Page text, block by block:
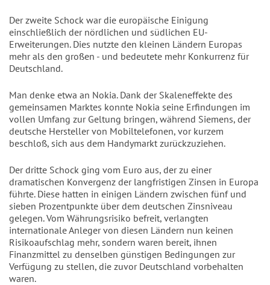
Der zweite Schock war die europäische Einigung
einschließlich der nördlichen und südlichen EU-
Erweiterungen. Dies nutzte den kleinen Ländern Europas
mehr als den großen - und bedeutete mehr Konkurrenz für
Deutschland.
Man denke etwa an Nokia. Dank der Skaleneffekte des
gemeinsamen Marktes konnte Nokia seine Erfindungen im
vollen Umfang zur Geltung bringen, während Siemens, der
deutsche Hersteller von Mobiltelefonen, vor kurzem
beschloß, sich aus dem Handymarkt zurückzuziehen.
Der dritte Schock ging vom Euro aus, der zu einer
dramatischen Konvergenz der langfristigen Zinsen in Europa
führte. Diese hatten in einigen Ländern zwischen fünf und
sieben Prozentpunkte über dem deutschen Zinsniveau
gelegen. Vom Währungsrisiko befreit, verlangten
internationale Anleger von diesen Ländern nun keinen
Risikoaufschlag mehr, sondern waren bereit, ihnen
Finanzmittel zu denselben günstigen Bedingungen zur
Verfügung zu stellen, die zuvor Deutschland vorbehalten
waren.